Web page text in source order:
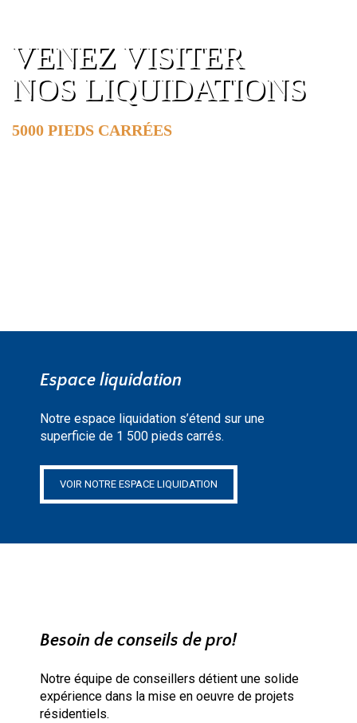
VENEZ VISITER
NOS LIQUIDATIONS
5000 PIEDS CARRÉES
Espace liquidation
Notre espace liquidation s’étend sur une
superficie de 1 500 pieds carrés.
VOIR NOTRE ESPACE LIQUIDATION
Besoin de conseils de pro!
Notre équipe de conseillers détient une solide
expérience dans la mise en oeuvre de projets
résidentiels.